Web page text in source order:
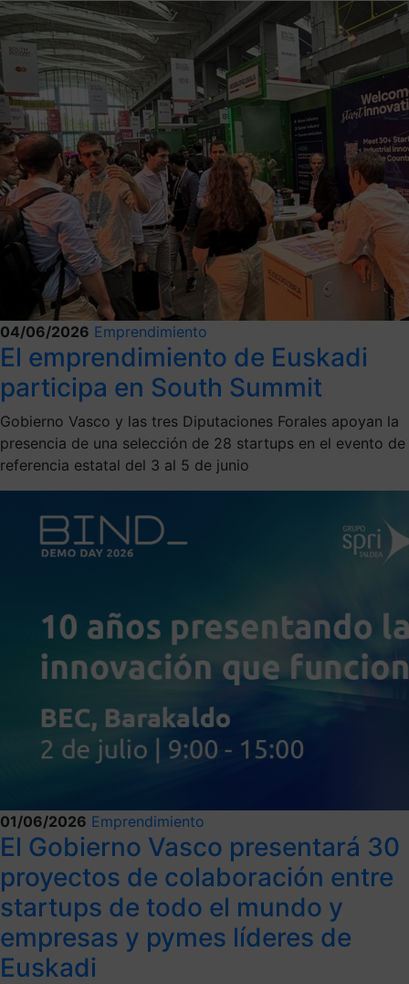
04/06/2026 Emprendimiento
El emprendimiento de Euskadi
participa en South Summit
Gobierno Vasco y las tres Diputaciones Forales apoyan la
presencia de una selección de 28 startups en el evento de
referencia estatal del 3 al 5 de junio
01/06/2026 Emprendimiento
El Gobierno Vasco presentará 30
proyectos de colaboración entre
startups de todo el mundo y
empresas y pymes líderes de
Euskadi